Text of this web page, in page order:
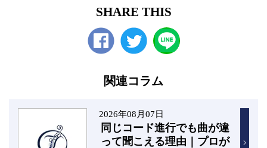
SHARE THIS
関連コラム
2026年08月07日
同じコード進行でも曲が違
って聞こえる理由｜プロが